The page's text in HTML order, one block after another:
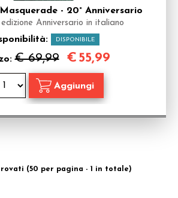
- 20° Anniversario
Anniversario in italiano
DISPONIBILE
€ 69,99 € 55,99
(50 per pagina - 1 in totale)